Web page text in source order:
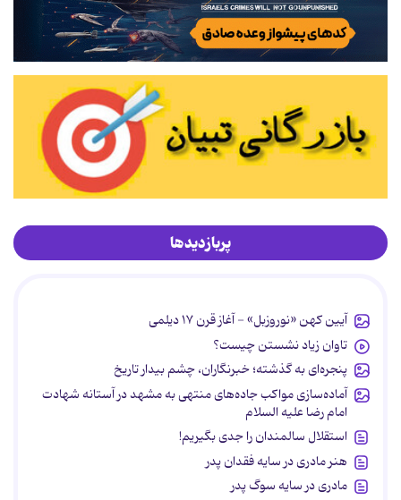
پربازدیدها
آیین کهن «نوروزبل» - آغاز قرن ۱۷ دیلمی
تاوان زیاد نشستن چیست؟
پنجره‌ای به گذشته؛ خبرنگاران، چشم بیدار تاریخ
آماده‌سازی مواکب جاده‌های منتهی به مشهد در آستانه شهادت
امام رضا علیه السلام
استقلال سالمندان را جدی بگیریم!
هنر مادری در سایه‌ فقدان پدر
مادری در سایه سوگ پدر